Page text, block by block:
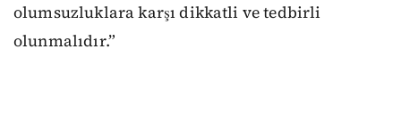
olumsuzluklara karşı dikkatli ve tedbirli
olunmalıdır.”